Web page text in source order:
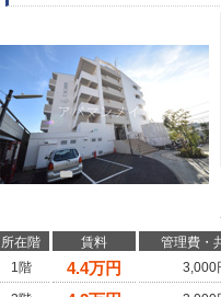
所在階 賃料 管理費・
1階
4.4万円 3,000